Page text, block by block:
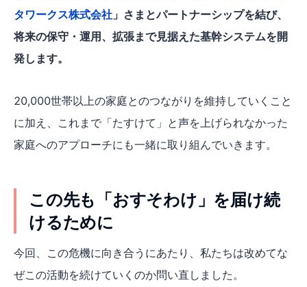
タワークス株式会社 」さまとパートナーシップを結び、
将来の保守・運用、拡張まで見据えた基幹システムを開
発します。
20,000世帯以上の家庭とのつながりを維持していくこと
に加え、これまで「たすけて」と声を上げられなかった
家庭へのアプローチにも一緒に取り組んでいきます。
この先も「おすそわけ」を届け続
けるために
今回、この危機に向き合うにあたり、私たちは改めてな
ぜこの活動を続けていくのか問い直しました。